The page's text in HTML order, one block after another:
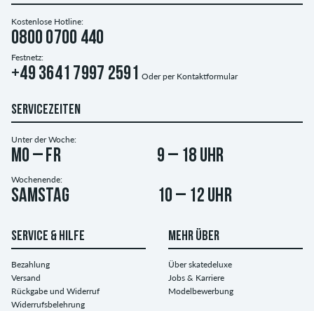
Kostenlose Hotline:
0800 0700 440
Festnetz:
+49 3641 7997 2591 Oder per Kontaktformular
SERVICEZEITEN
Unter der Woche:
Mo – Fr 9 – 18 Uhr
Wochenende:
Samstag 10 – 12 Uhr
SERVICE & HILFE
Bezahlung
Versand
Rückgabe und Widerruf
Widerrufsbelehrung
MEHR ÜBER
Über skatedeluxe
Jobs & Karriere
Modelbewerbung